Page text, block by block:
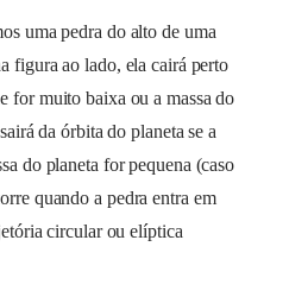
uma pedra do alto de uma
figura ao lado, ela cairá perto
for muito baixa ou a massa do
da órbita do planeta se a
do planeta for pequena (caso
quando a pedra entra em
circular ou elíptica